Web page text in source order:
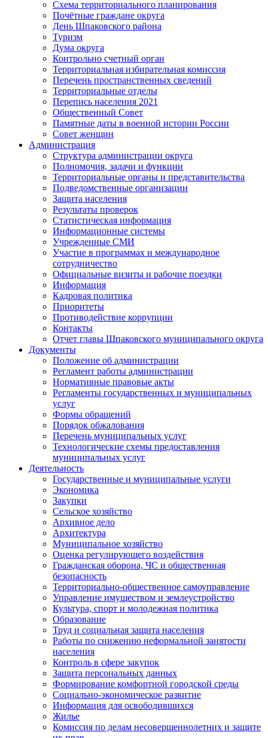
Схема территориального планирования
Почётные граждане округа
День Шпаковского района
Туризм
Дума округа
Контрольно счетный орган
Территориальная избирательная комиссия
Перечень пространственных сведений
Территориальные отделы
Перепись населения 2021
Общественный Совет
Памятные даты в военной истории России
Совет женщин
Администрация
Структура администрации округа
Полномочия, задачи и функции
Территориальные органы и представительства
Подведомственные организации
Защита населения
Результаты проверок
Статистическая информация
Информационные системы
Учрежденные СМИ
Участие в программах и международное
сотрудничество
Официальные визиты и рабочие поездки
Информация
Кадровая политика
Приоритеты
Противодействие коррупции
Контакты
Отчет главы Шпаковского муниципального округа
Документы
Положение об администрации
Регламент работы администрации
Нормативные правовые акты
Регламенты государственных и муниципальных
услуг
Формы обращений
Порядок обжалования
Перечень муниципальных услуг
Технологические схемы предоставления
муниципальных услуг
Деятельность
Государственные и муниципальные услуги
Экономика
Закупки
Сельское хозяйство
Архивное дело
Архитектура
Муниципальное хозяйство
Оценка регулирующего воздействия
Гражданская оборона, ЧС и общественная
безопасность
Территориально-общественное самоуправление
Управление имуществом и землеустройство
Культура, спорт и молодежная политика
Образование
Труд и социальная защита населения
Работы по снижению неформальной занятости
населения
Контроль в сфере закупок
Защита персональных данных
Формирование комфортной городской среды
Социально-экономическое развитие
Информация для освободившихся
Жилье
Комиссия по делам несовершеннолетних и защите